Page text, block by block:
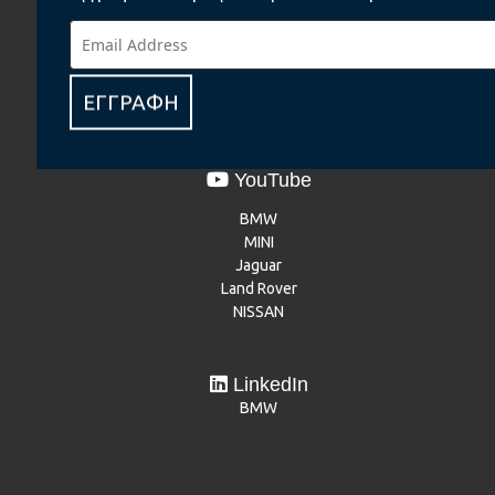
ΕΓΓΡΑΦΗ
MINI
Dacia
YouTube
BMW
MINI
Jaguar
Land Rover
NISSAN
LinkedIn
BMW